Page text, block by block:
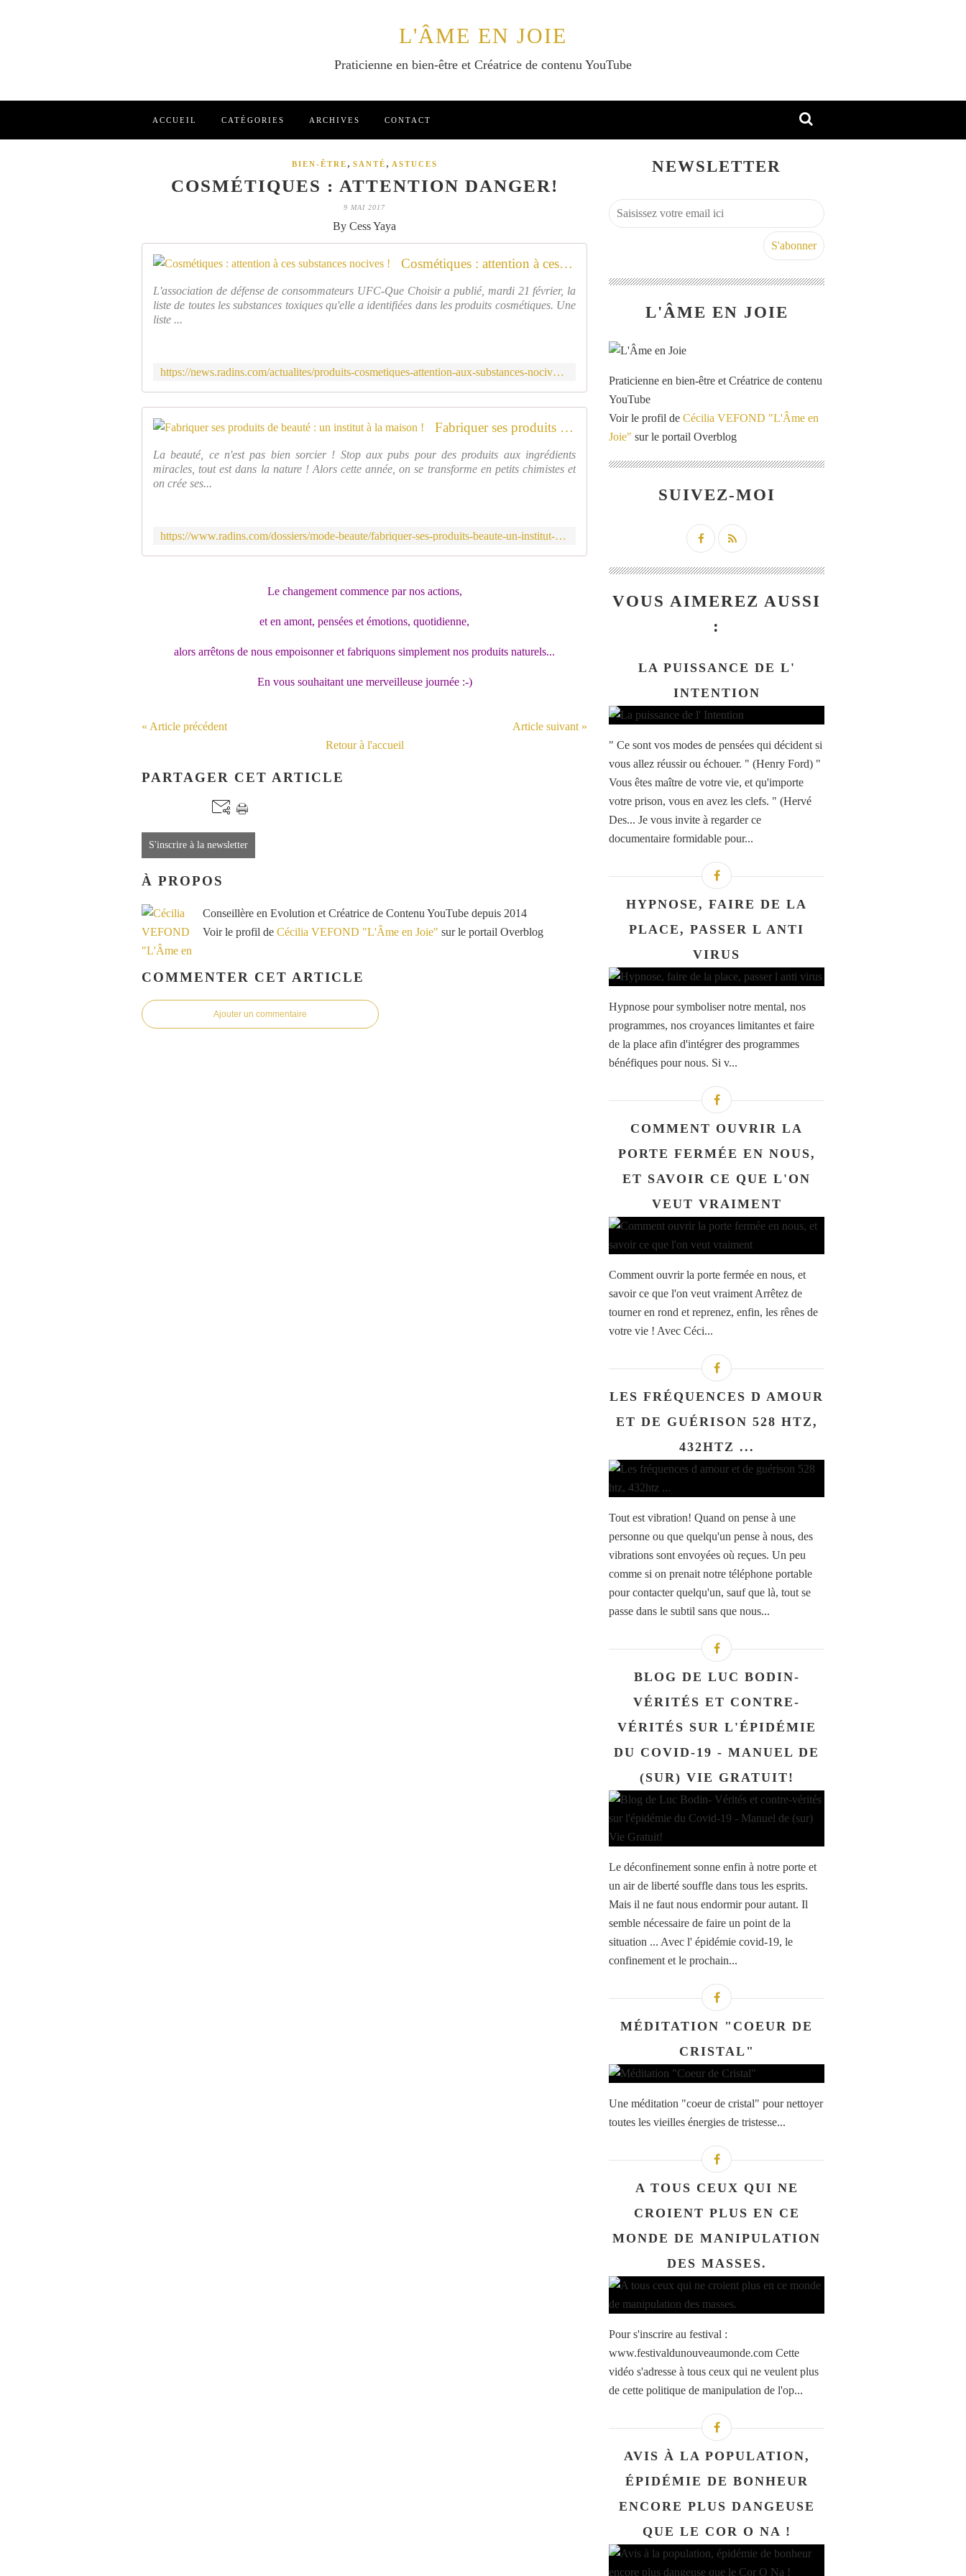
L'ÂME EN JOIE
Praticienne en bien-être et Créatrice de contenu YouTube
ACCUEIL CATÉGORIES ARCHIVES CONTACT
BIEN-ÊTRE , SANTÉ , ASTUCES
COSMÉTIQUES : ATTENTION DANGER!
9 MAI 2017
By Cess Yaya
Cosmétiques : attention à ces substances nocives !
L'association de défense de consommateurs UFC-Que Choisir a publié, mardi 21 février, la
liste de toutes les substances toxiques qu'elle a identifiées dans les produits cosmétiques. Une
liste ...
https://news.radins.com/actualites/produits-cosmetiques-attention-aux-substances-nocives,33259.html
Fabriquer ses produits de beauté : un institut à la maison !
La beauté, ce n'est pas bien sorcier ! Stop aux pubs pour des produits aux ingrédients
miracles, tout est dans la nature ! Alors cette année, on se transforme en petits chimistes et
on crée ses...
https://www.radins.com/dossiers/mode-beaute/fabriquer-ses-produits-beaute-un-institut-amaison,88.html
Le changement commence par nos actions,
et en amont, pensées et émotions, quotidienne,
alors arrêtons de nous empoisonner et fabriquons simplement nos produits naturels...
En vous souhaitant une merveilleuse journée :-)
« Article précédent
Article suivant »
Retour à l'accueil
PARTAGER CET ARTICLE
S'inscrire à la newsletter
À PROPOS
Conseillère en Evolution et Créatrice de Contenu YouTube depuis 2014
Voir le profil de Cécilia VEFOND "L'Âme en Joie" sur le portail Overblog
COMMENTER CET ARTICLE
Ajouter un commentaire
NEWSLETTER
L'ÂME EN JOIE
Praticienne en bien-être et Créatrice de contenu
YouTube
Voir le profil de Cécilia VEFOND "L'Âme en
Joie" sur le portail Overblog
SUIVEZ-MOI
VOUS AIMEREZ AUSSI
:
LA PUISSANCE DE L'
INTENTION
" Ce sont vos modes de pensées qui décident si
vous allez réussir ou échouer. " (Henry Ford) "
Vous êtes maître de votre vie, et qu'importe
votre prison, vous en avez les clefs. " (Hervé
Des... Je vous invite à regarder ce
documentaire formidable pour...
HYPNOSE, FAIRE DE LA
PLACE, PASSER L ANTI
VIRUS
Hypnose pour symboliser notre mental, nos
programmes, nos croyances limitantes et faire
de la place afin d'intégrer des programmes
bénéfiques pour nous. Si v...
COMMENT OUVRIR LA
PORTE FERMÉE EN NOUS,
ET SAVOIR CE QUE L'ON
VEUT VRAIMENT
Comment ouvrir la porte fermée en nous, et
savoir ce que l'on veut vraiment Arrêtez de
tourner en rond et reprenez, enfin, les rênes de
votre vie ! Avec Céci...
LES FRÉQUENCES D AMOUR
ET DE GUÉRISON 528 HTZ,
432HTZ ...
Tout est vibration! Quand on pense à une
personne ou que quelqu'un pense à nous, des
vibrations sont envoyées où reçues. Un peu
comme si on prenait notre téléphone portable
pour contacter quelqu'un, sauf que là, tout se
passe dans le subtil sans que nous...
BLOG DE LUC BODIN-
VÉRITÉS ET CONTRE-
VÉRITÉS SUR L'ÉPIDÉMIE
DU COVID-19 - MANUEL DE
(SUR) VIE GRATUIT!
Le déconfinement sonne enfin à notre porte et
un air de liberté souffle dans tous les esprits.
Mais il ne faut nous endormir pour autant. Il
semble nécessaire de faire un point de la
situation ... Avec l' épidémie covid-19, le
confinement et le prochain...
MÉDITATION "COEUR DE
CRISTAL"
Une méditation "coeur de cristal" pour nettoyer
toutes les vieilles énergies de tristesse...
A TOUS CEUX QUI NE
CROIENT PLUS EN CE
MONDE DE MANIPULATION
DES MASSES.
Pour s'inscrire au festival :
www.festivaldunouveaumonde.com Cette
vidéo s'adresse à tous ceux qui ne veulent plus
de cette politique de manipulation de l'op...
AVIS À LA POPULATION,
ÉPIDÉMIE DE BONHEUR
ENCORE PLUS DANGEUSE
QUE LE COR O NA !